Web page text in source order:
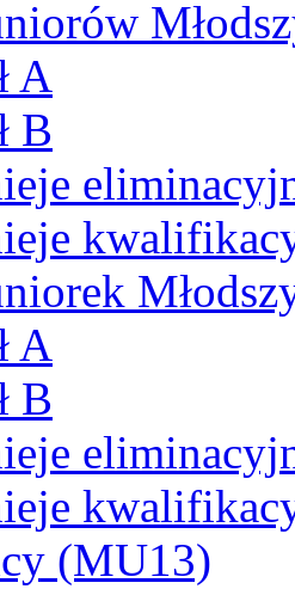
A
B
A
B
(MU13)